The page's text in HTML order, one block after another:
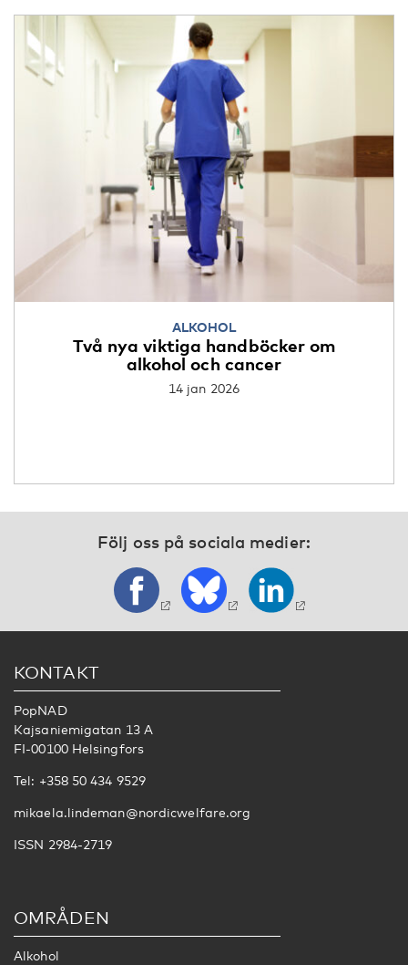
ALKOHOL
Två nya viktiga handböcker om
alkohol och cancer
14 jan 2026
Följ oss på sociala medier:
KONTAKT
PopNAD
Kajsaniemigatan 13 A
FI-00100 Helsingfors
Tel: +358 50 434 9529
mikaela.lindeman@nordicwelfare.org
ISSN 2984-2719
OMRÅDEN
Alkohol